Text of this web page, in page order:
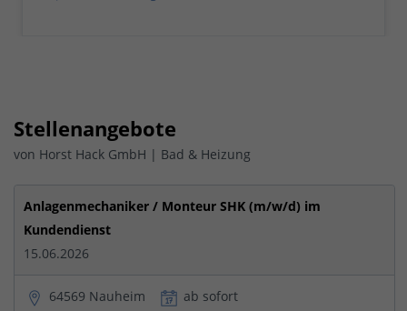
Stellenangebote
von Horst Hack GmbH | Bad & Heizung
Anlagenmechaniker / Monteur SHK (m/w/d) im
Kundendienst
15.06.2026
64569 Nauheim
ab sofort